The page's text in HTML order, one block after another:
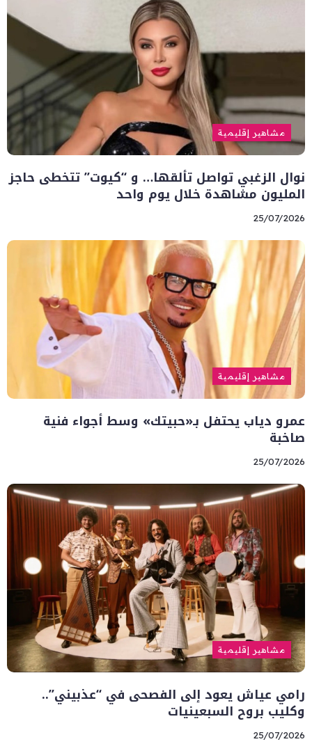
مشاهير إقليمية
نوال الزغبي تواصل تألقها… و “كيوت” تتخطى حاجز
المليون مشاهدة خلال يوم واحد
25/07/2026
مشاهير إقليمية
عمرو دياب يحتفل بـ«حبيتك» وسط أجواء فنية
صاخبة
25/07/2026
مشاهير إقليمية
رامي عياش يعود إلى الفصحى في “عذبيني”..
وكليب بروح السبعينيات
25/07/2026